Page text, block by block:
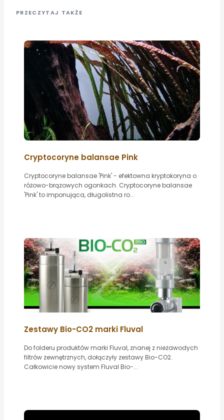
PRZECZYTAJ TAKŻE
Cryptocoryne balansae Pink
Cryptocoryne balansae 'Pink' - efektowna kryptokoryna o
różowo-brązowych ogonkach. Cryptocoryne balansae
'Pink' to imponująca, długolistna ro...
Zestawy Bio-CO2 marki Fluval
Do folderu produktów marki Fluval, znanej z niezawodych
filtrów zewnętrznych, dołączyły zestawy Bio-CO2.
Całkowicie nowy system Fluval Bio-...